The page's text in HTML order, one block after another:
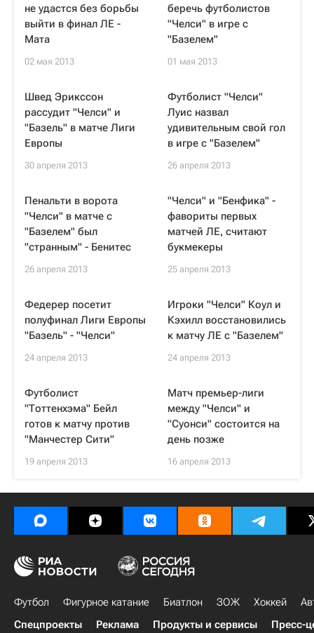
не удастся без борьбы
выйти в финал ЛЕ -
Мата
02 мая 2013
беречь футболистов
"Челси" в игре с
"Базелем"
01 мая 2013
Швед Эрикссон
рассудит "Челси" и
"Базель" в матче Лиги
Европы
30 апреля 2013
Футболист "Челси"
Луис назвал
удивительным свой гол
в игре с "Базелем"
26 апреля 2013
Пенальти в ворота
"Челси" в матче с
"Базелем" был
"странным" - Бенитес
26 апреля 2013
"Челси" и "Бенфика" -
фавориты первых
матчей ЛЕ, считают
букмекеры
25 апреля 2013
Федерер посетит
полуфинал Лиги Европы
"Базель" - "Челси"
24 апреля 2013
Игроки "Челси" Коул и
Кэхилл восстановились
к матчу ЛЕ с "Базелем"
24 апреля 2013
Футболист
"Тоттенхэма" Бейл
готов к матчу против
"Манчестер Сити"
19 апреля 2013
Матч премьер-лиги
между "Челси" и
"Суонси" состоится на
день позже
16 апреля 2013
Футбол Фигурное катание Биатлон ЗОЖ Хоккей
Спецпроекты
Реклама Продукты и сервисы Пресс-